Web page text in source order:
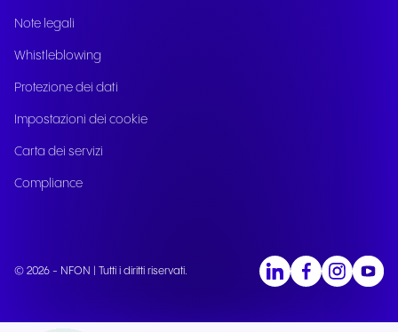
Note legali
Whistleblowing
Protezione dei dati
Impostazioni dei cookie
Carta dei servizi
Compliance
© 2026 - NFON | Tutti i diritti riservati.